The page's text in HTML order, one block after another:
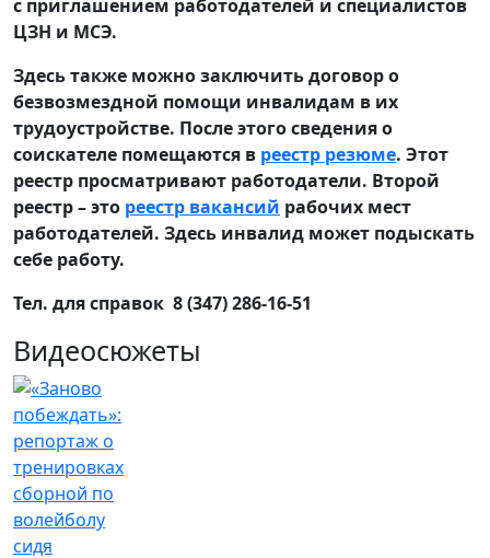
с приглашением работодателей и специалистов
ЦЗН и МСЭ.
Здесь также можно заключить договор о
безвозмездной помощи инвалидам в их
трудоустройстве. После этого сведения о
соискателе помещаются в реестр резюме. Этот
реестр просматривают работодатели. Второй
реестр – это реестр вакансий рабочих мест
работодателей. Здесь инвалид может подыскать
себе работу.
Тел. для справок 8 (347) 286-16-51
Видеосюжеты